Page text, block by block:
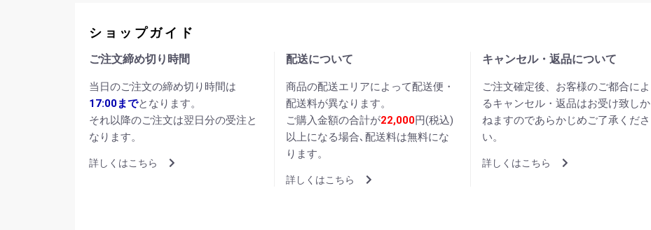
ショップガイド
ご注文締め切り時間
当日のご注文の締め切り時間は
17:00までとなります。
それ以降のご注文は翌日分の受注と
なります。
詳しくはこちら
配送について
商品の配送エリアによって配送便・
配送料が異なります。
ご購入金額の合計が22,000円(税込)
以上になる場合､配送料は無料にな
ります。
詳しくはこちら
キャンセル・返品について
ご注文確定後、お客様のご都合によ
るキャンセル・返品はお受け致しか
ねますのであらかじめご了承くださ
い。
詳しくはこちら